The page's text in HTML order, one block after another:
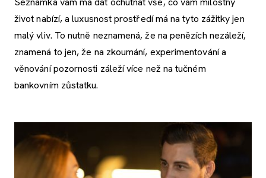
život nabízí, a luxusnost prostředí má na tyto zážitky jen
malý vliv. To nutně neznamená, že na penězích nezáleží,
znamená to jen, že na zkoumání, experimentování a
věnování pozornosti záleží více než na tučném
bankovním zůstatku.